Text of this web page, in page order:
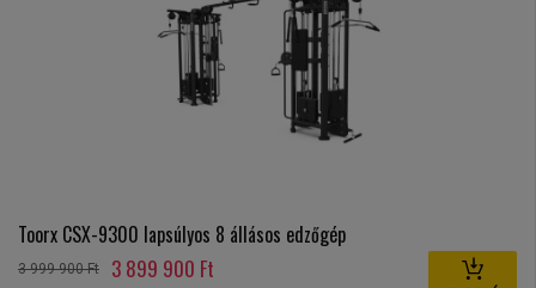
Toorx CSX-9300 lapsúlyos 8 állásos edzőgép
3 999 900 Ft 3 899 900 Ft